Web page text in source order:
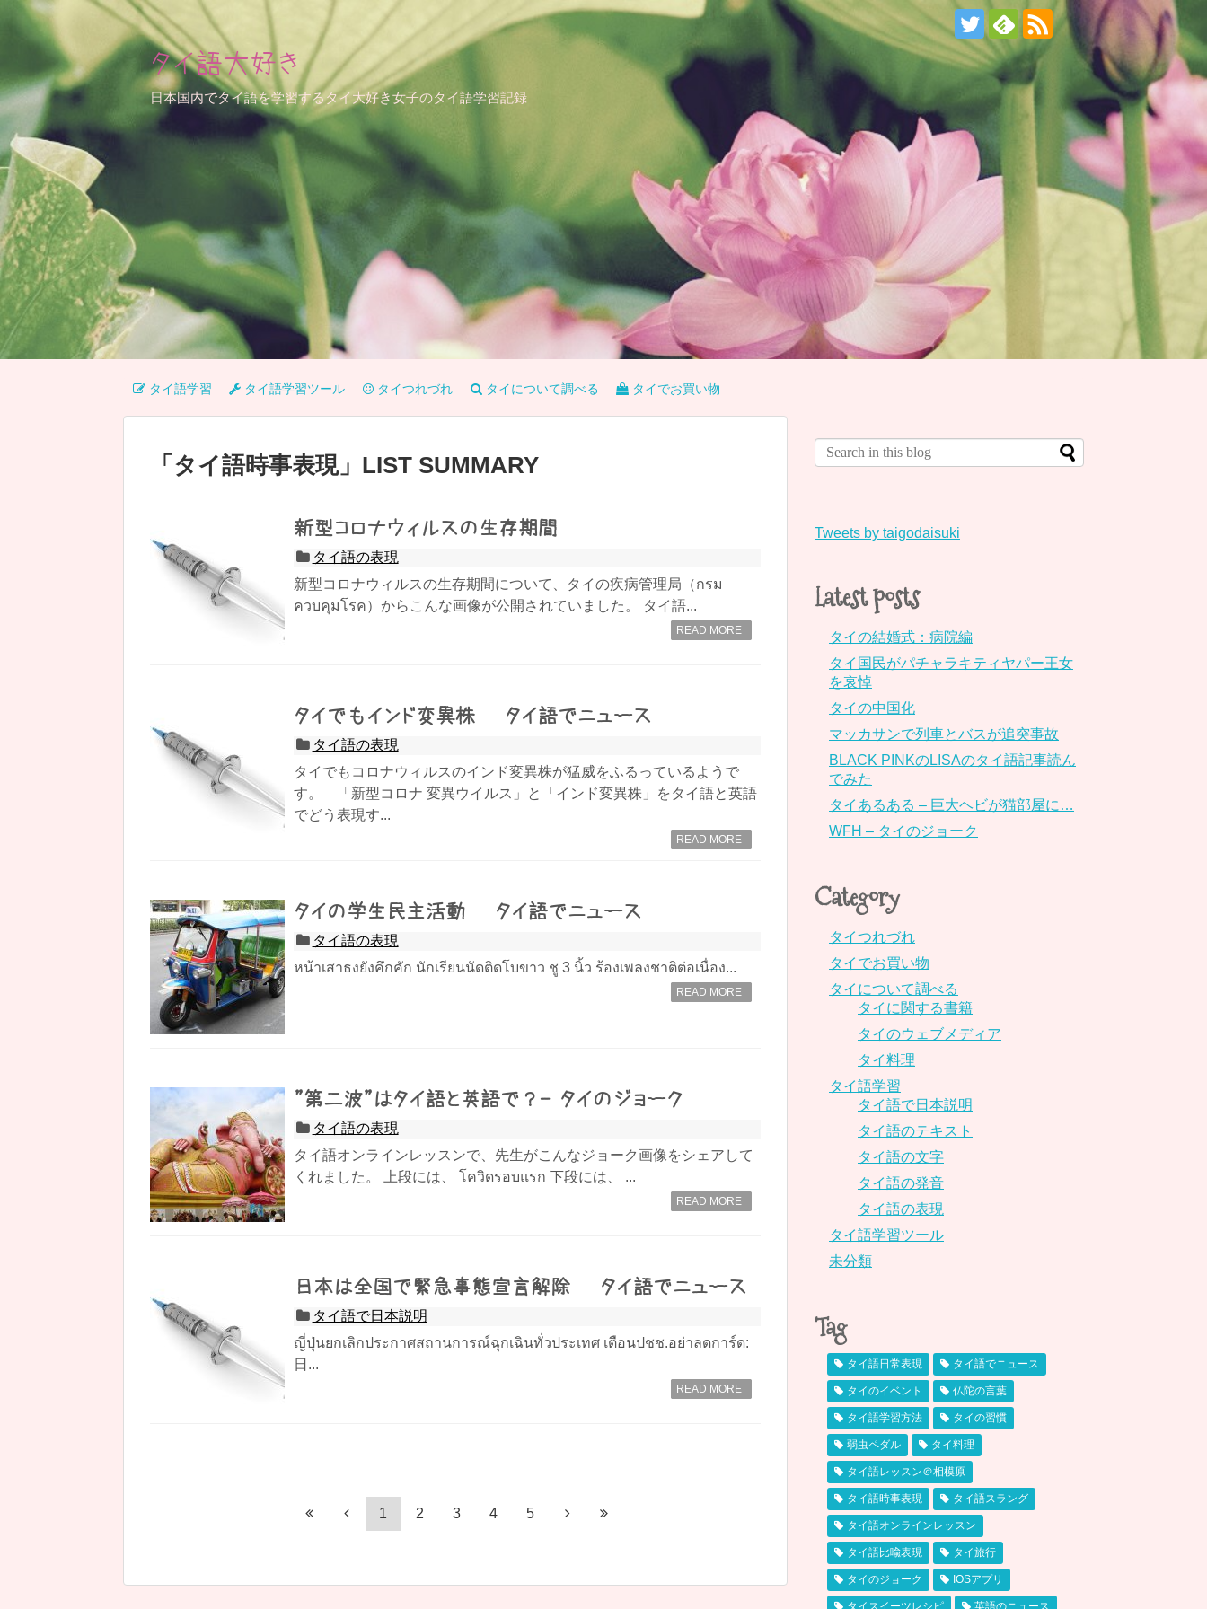
タイ語大好き
日本国内でタイ語を学習するタイ大好き女子のタイ語学習記録
タイ語学習 タイ語学習ツール タイつれづれ タイについて調べる タイでお買い物
「 タイ語時事表現」 LIST SUMMARY
新型コロナウィルスの生存期間
タイ語の表現
新型コロナウィルスの生存期間について、タイの疾病管理局（กรม
ควบคุมโรค）からこんな画像が公開されていました。 タイ語...
READ MORE
タイでもインド変異株 – タイ語でニュース
タイ語の表現
タイでもコロナウィルスのインド変異株が猛威をふるっているようで
す。 「新型コロナ 変異ウイルス」と「インド変異株」をタイ語と英語
でどう表現す...
READ MORE
タイの学生民主活動 – タイ語でニュース
タイ語の表現
หน้าเสาธงยังคึกคัก นักเรียนนัดติดโบขาว ชู 3 นิ้ว ร้องเพลงชาติต่อเนื่อง...
READ MORE
”第二波”はタイ語と英語で？- タイのジョーク
タイ語の表現
タイ語オンラインレッスンで、先生がこんなジョーク画像をシェアして
くれました。 上段には、 โควิดรอบแรก 下段には、 ...
READ MORE
日本は全国で緊急事態宣言解除 – タイ語でニュース
タイ語で日本説明
ญี่ปุ่นยกเลิกประกาศสถานการณ์ฉุกเฉินทั่วประเทศ เตือนปชช.อย่าลดการ์ด:
日...
READ MORE
1 2 3 4 5
Tweets by taigodaisuki
Latest posts
タイの結婚式：病院編
タイ国民がパチャラキティヤパー王女
を哀悼
タイの中国化
マッカサンで列車とバスが追突事故
BLACK PINKのLISAのタイ語記事読ん
でみた
タイあるある – 巨大ヘビが猫部屋に…
WFH – タイのジョーク
Category
タイつれづれ
タイでお買い物
タイについて調べる
タイに関する書籍
タイのウェブメディア
タイ料理
タイ語学習
タイ語で日本説明
タイ語のテキスト
タイ語の文字
タイ語の発音
タイ語の表現
タイ語学習ツール
未分類
Tag
タイ語日常表現 タイ語でニュース
タイのイベント 仏陀の言葉
タイ語学習方法 タイの習慣
弱虫ペダル タイ料理
タイ語レッスン＠相模原
タイ語時事表現 タイ語スラング
タイ語オンラインレッスン
タイ語比喩表現 タイ旅行
タイのジョーク IOSアプリ